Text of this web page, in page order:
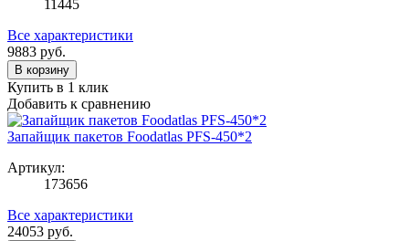
11445
Все характеристики
9883 руб.
В корзину
Купить в 1 клик
Добавить к сравнению
Запайщик пакетов Foodatlas PFS-450*2
Артикул:
173656
Все характеристики
24053 руб.